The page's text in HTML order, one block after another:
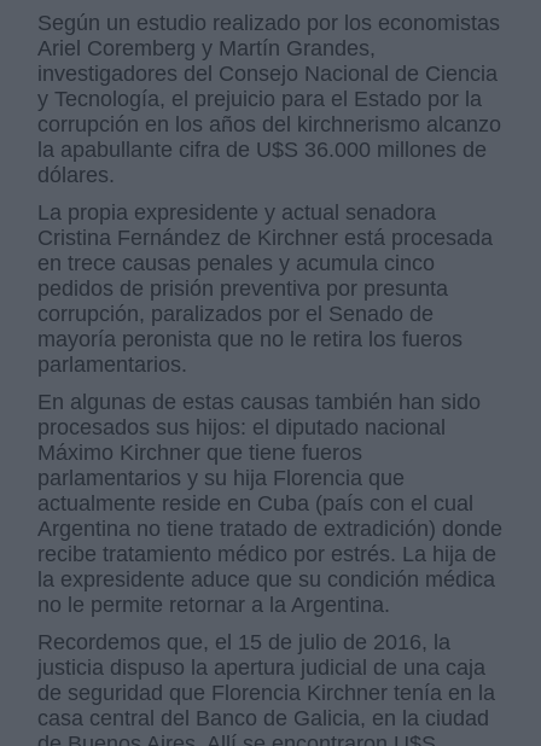
Según un estudio realizado por los economistas
Ariel Coremberg y Martín Grandes,
investigadores del Consejo Nacional de Ciencia
y Tecnología, el prejuicio para el Estado por la
corrupción en los años del kirchnerismo alcanzo
la apabullante cifra de U$S 36.000 millones de
dólares.
La propia expresidente y actual senadora
Cristina Fernández de Kirchner está procesada
en trece causas penales y acumula cinco
pedidos de prisión preventiva por presunta
corrupción, paralizados por el Senado de
mayoría peronista que no le retira los fueros
parlamentarios.
En algunas de estas causas también han sido
procesados sus hijos: el diputado nacional
Máximo Kirchner que tiene fueros
parlamentarios y su hija Florencia que
actualmente reside en Cuba (país con el cual
Argentina no tiene tratado de extradición) donde
recibe tratamiento médico por estrés. La hija de
la expresidente aduce que su condición médica
no le permite retornar a la Argentina.
Recordemos que, el 15 de julio de 2016, la
justicia dispuso la apertura judicial de una caja
de seguridad que Florencia Kirchner tenía en la
casa central del Banco de Galicia, en la ciudad